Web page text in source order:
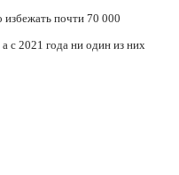
избежать почти 70 000
а с 2021 года ни один из них